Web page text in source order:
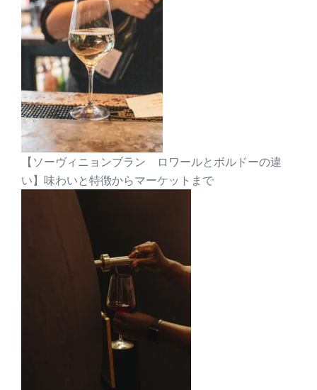
【ソーヴィニョンブラン ロワールとボルドーの違
い】味わいと特徴からマーケットまで